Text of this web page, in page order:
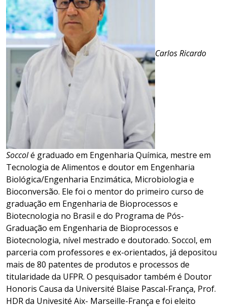
Carlos Ricardo
Soccolé graduado em Engenharia Química, mestre em
Tecnologia de Alimentos e doutor em Engenharia
Biológica/Engenharia Enzimática, Microbiologia e
Bioconversão. Ele foi o mentor do primeiro curso de
graduação em Engenharia de Bioprocessos e
Biotecnologia no Brasil e do Programa de Pós-
Graduação em Engenharia de Bioprocessos e
Biotecnologia, nível mestrado e doutorado. Soccol, em
parceria com professores e ex-orientados, já depositou
mais de 80 patentes de produtos e processos de
titularidade da UFPR. O pesquisador também é Doutor
Honoris Causa da Université Blaise Pascal-França, Prof.
HDR da Univesité Aix- Marseille-França e foi eleito